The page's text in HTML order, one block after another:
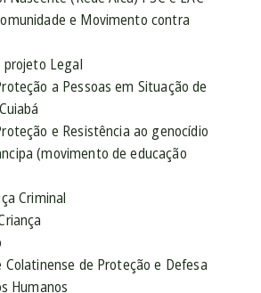
e Movimento contra
projeto Legal
a Pessoas em Situação de
e Resistência ao genocídio
(movimento de educação
Criminal
Colatinense de Proteção e Defesa
Humanos